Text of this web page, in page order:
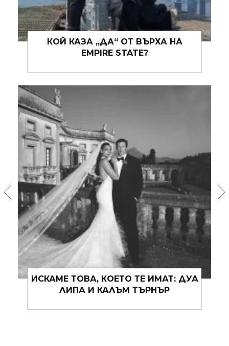
КОЙ КАЗА „ДА“ ОТ ВЪРХА НА
EMPIRE STATE?
ИСКАМЕ ТОВА, КОЕТО ТЕ ИМАТ: ДУА
ЛИПА И КАЛЪМ ТЪРНЪР